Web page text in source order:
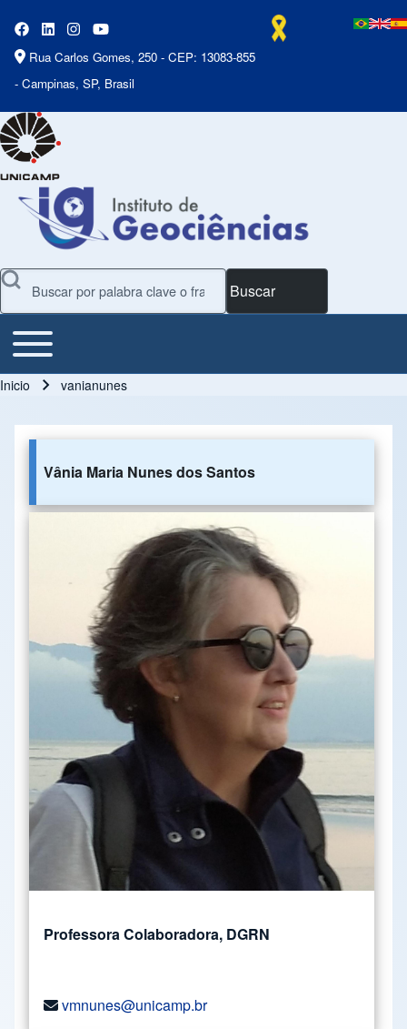
Rua Carlos Gomes, 250 - CEP: 13083-855
- Campinas, SP, Brasil
Buscar
Main Menu
Toggle main menu
Inicio vanianunes
Vânia Maria Nunes dos Santos
Professora Colaboradora, DGRN
vmnunes@unicamp.br